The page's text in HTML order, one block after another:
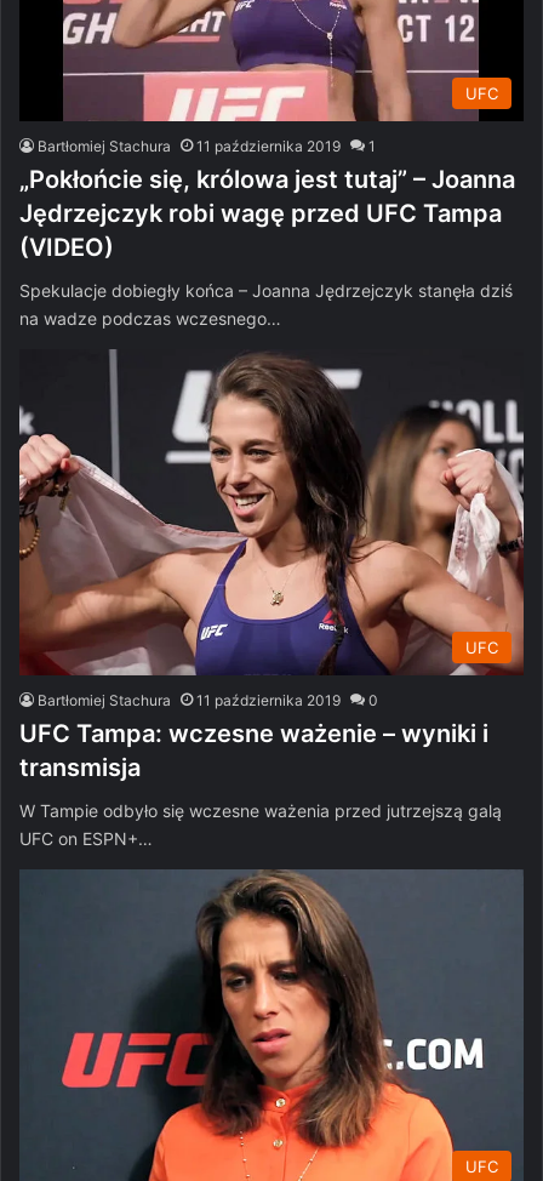
UFC
Bartłomiej Stachura 11 października 2019 1
„Pokłońcie się, królowa jest tutaj” – Joanna
Jędrzejczyk robi wagę przed UFC Tampa
(VIDEO)
Spekulacje dobiegły końca – Joanna Jędrzejczyk stanęła dziś
na wadze podczas wczesnego…
UFC
Bartłomiej Stachura 11 października 2019 0
UFC Tampa: wczesne ważenie – wyniki i
transmisja
W Tampie odbyło się wczesne ważenia przed jutrzejszą galą
UFC on ESPN+…
UFC